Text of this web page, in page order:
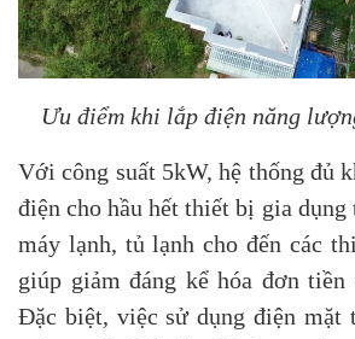
Ưu điểm khi lắp điện năng
Với công suất 5kW, hệ thống đủ
điện cho hầu hết thiết bị gia
máy lạnh, tủ lạnh cho đến các
giúp giảm đáng kể hóa đơn tiền
Đặc biệt, việc sử dụng điện mặt